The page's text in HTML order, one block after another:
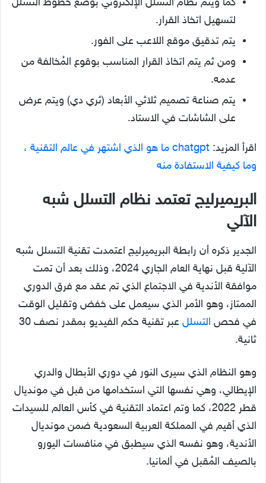
كما ويتم نظام التسلل الإلكتروني بوضع خطوط التسلل
لتسهيل اتخاذ القرار.
يتم تدقيق موقع اللاعب على الفور.
ومن ثم يتم اتخاذ القرار المناسب بوقوع المُخالفة من
عدمه.
يتم صناعة تصميم ثلاثي الأبعاد (ثري دي) ويتم عرض
على الشاشات في الاستاد.
اقرأ المزيد:
chatgpt ما هو الذي اشتهر في عالم التقنية ،
وما كيفية الاستفادة منه
البريميرليج تعتمد نظام التسلل شبه
الآلي
الجدير ذكره أن رابطة البريميرليج اعتمدت تقنية التسلل شبه
الآلية قبل نهاية العام الجاري 2024، وذلك بعد أن تمت
موافقة الأندية في الاجتماع الذي تم عقد مع فرق الدوري
الممتاز، وهو الأمر الذي سيعمل على خفض وتقليل الوقت
في فحص التسلل
عبر تقنية حكم الفيديو بمقدر نصف 30
ثانية.
وهو النظام الذي سيرى النور في دوري الأبطال والدري
الإيطالي، وهي نفسها التي استخدامها من قبل في مونديال
قطر 2022، كما وتم اعتماد التقنية في كأس العالم للسيدات
الذي أقيم في المملكة العربية السعودية ضمن مونديال
الأندية، وهو نفسه الذي سيطبق في منافسات اليورو
بالصيف المُقبل في ألمانيا.